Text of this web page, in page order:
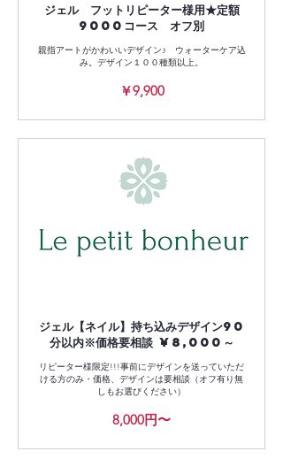
ジェル フットリピーター様用★定額
9000コース オフ別
親指アートがかわいいデザイン♪ ウォーターケア込
み。デザイン１００種類以上。
￥9,900
ジェル【ネイル】持ち込みデザイン90
分以内※価格要相談 ¥8,000～
リピーター様限定!!!事前にデザインを送っていただ
ける方のみ・価格、デザインは要相談（オフ有り無
しもお選びください）
8,000円〜